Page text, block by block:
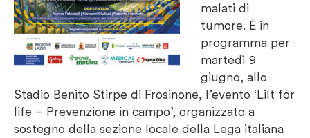
malati di
tumore. È in
programma per
martedì 9
giugno, allo
Stadio Benito Stirpe di Frosinone, l’evento ‘Lilt for
life – Prevenzione in campo’, organizzato a
sostegno della sezione locale della Lega italiana